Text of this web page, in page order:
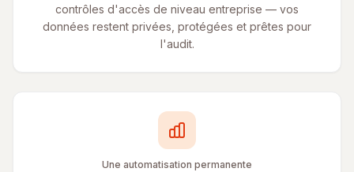
contrôles d'accès de niveau entreprise — vos
données restent privées, protégées et prêtes pour
l'audit.
Une automatisation permanente